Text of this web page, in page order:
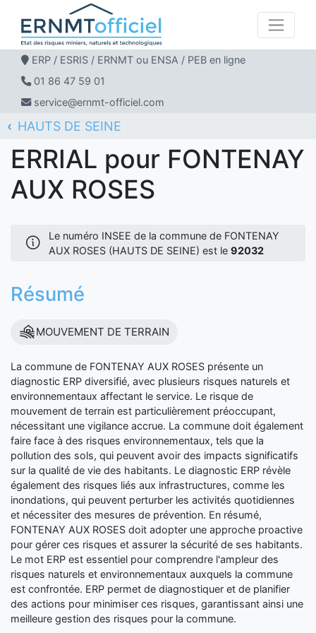
ERP / ESRIS / ERNMT ou ENSA / PEB en ligne
01 86 47 59 01
service@ernmt-officiel.com
ERNMT Officiel
ERRIAL
HAUTS DE SEINE
FONTENAY AUX ROSES
ERRIAL pour FONTENAY
AUX ROSES
Le numéro INSEE de la commune de FONTENAY
AUX ROSES (HAUTS DE SEINE) est le 92032
Résumé
MOUVEMENT DE TERRAIN
La commune de FONTENAY AUX ROSES présente un
diagnostic ERP diversifié, avec plusieurs risques naturels et
environnementaux affectant le service. Le risque de
mouvement de terrain est particulièrement préoccupant,
nécessitant une vigilance accrue. La commune doit également
faire face à des risques environnementaux, tels que la
pollution des sols, qui peuvent avoir des impacts significatifs
sur la qualité de vie des habitants. Le diagnostic ERP révèle
également des risques liés aux infrastructures, comme les
inondations, qui peuvent perturber les activités quotidiennes
et nécessiter des mesures de prévention. En résumé,
FONTENAY AUX ROSES doit adopter une approche proactive
pour gérer ces risques et assurer la sécurité de ses habitants.
Le mot ERP est essentiel pour comprendre l'ampleur des
risques naturels et environnementaux auxquels la commune
est confrontée. ERP permet de diagnostiquer et de planifier
des actions pour minimiser ces risques, garantissant ainsi une
meilleure gestion des risques pour la commune.